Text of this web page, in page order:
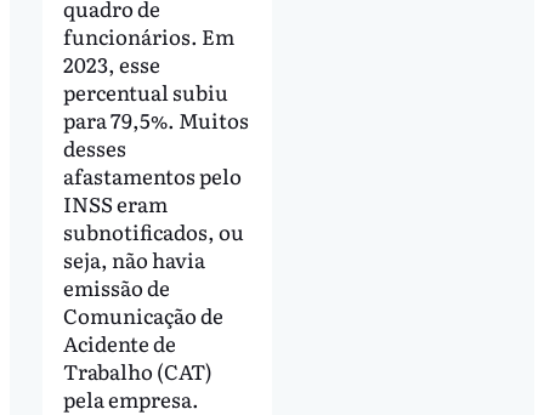
quadro de
funcionários. Em
2023, esse
percentual subiu
para 79,5%. Muitos
desses
afastamentos pelo
INSS eram
subnotificados, ou
seja, não havia
emissão de
Comunicação de
Acidente de
Trabalho (CAT)
pela empresa.